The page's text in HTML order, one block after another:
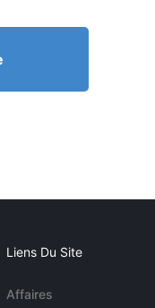
Liens Du Site
Affaires